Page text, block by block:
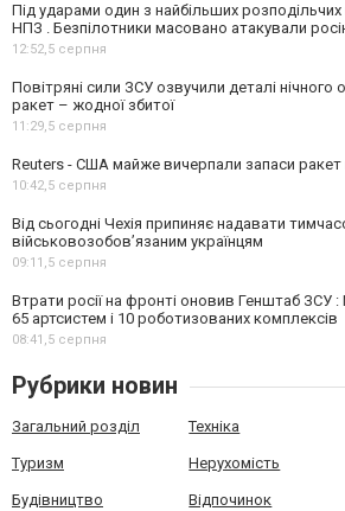
Під ударами один з найбільших
НПЗ . Безпілотники масовано атакували
12:52,5 серпня
Повітряні сили ЗСУ озвучили деталі нічного
ракет – жодної збитої
11:29,5 серпня
Reuters - США майже вичерпали запаси ракет
10:42,5 серпня
Від сьогодні Чехія припиняє надавати
військовозобов’язаним українцям
09:11,5 серпня
Втрати росії на фронті оновив Генштаб ЗСУ :
65 артсистем і 10 роботизованих комплексів
08:41,5 серпня
Рубрики новин
Загальний розділ Техніка
Туризм Нерухомість
Будівництво Відпочинок